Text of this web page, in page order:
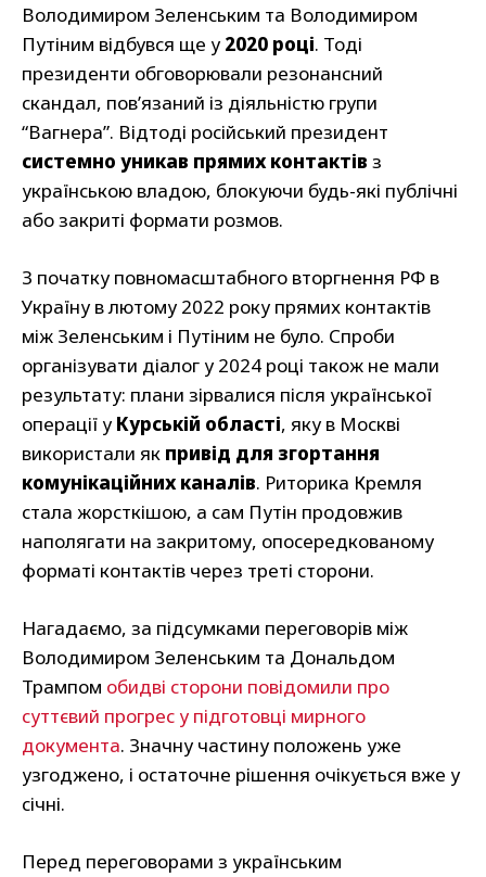
Володимиром Зеленським та Володимиром
Путіним відбувся ще у 2020 році. Тоді
президенти обговорювали резонансний
скандал, пов’язаний із діяльністю групи
“Вагнера”. Відтоді російський президент
системно уникав прямих контактів з
українською владою, блокуючи будь-які публічні
або закриті формати розмов.
З початку повномасштабного вторгнення РФ в
Україну в лютому 2022 року прямих контактів
між Зеленським і Путіним не було. Спроби
організувати діалог у 2024 році також не мали
результату: плани зірвалися після української
операції у Курській області, яку в Москві
використали як привід для згортання
комунікаційних каналів. Риторика Кремля
стала жорсткішою, а сам Путін продовжив
наполягати на закритому, опосередкованому
форматі контактів через треті сторони.
Нагадаємо, за підсумками переговорів між
Володимиром Зеленським та Дональдом
Трампом обидві сторони повідомили про
суттєвий прогрес у підготовці мирного
документа. Значну частину положень уже
узгоджено, і остаточне рішення очікується вже у
січні.
Перед переговорами з українським